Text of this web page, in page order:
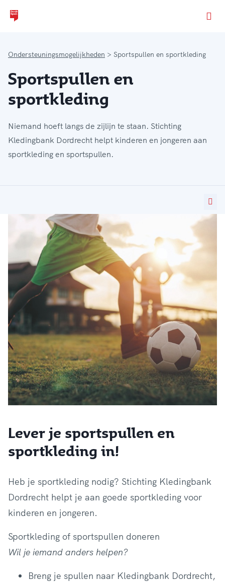
Ondersteuningsmogelijkheden Sportspullen en sportkleding
Sportspullen en
sportkleding
Niemand hoeft langs de zijlijn te staan. Stichting
Kledingbank Dordrecht helpt kinderen en jongeren aan
sportkleding en sportspullen.
Lever je sportspullen en
sportkleding in!
Heb je sportkleding nodig? Stichting Kledingbank
Dordrecht helpt je aan goede sportkleding voor
kinderen en jongeren.
Sportkleding of sportspullen doneren
Wil je iemand anders helpen?
Breng je spullen naar Kledingbank Dordrecht,